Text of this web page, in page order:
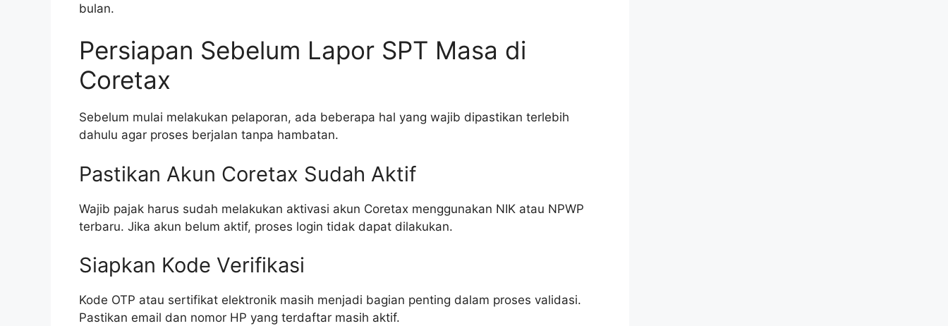
bulan.
Persiapan Sebelum Lapor SPT Masa di
Coretax
Sebelum mulai melakukan pelaporan, ada beberapa hal yang wajib dipastikan terlebih
dahulu agar proses berjalan tanpa hambatan.
Pastikan Akun Coretax Sudah Aktif
Wajib pajak harus sudah melakukan aktivasi akun Coretax menggunakan NIK atau NPWP
terbaru. Jika akun belum aktif, proses login tidak dapat dilakukan.
Siapkan Kode Verifikasi
Kode OTP atau sertifikat elektronik masih menjadi bagian penting dalam proses validasi.
Pastikan email dan nomor HP yang terdaftar masih aktif.